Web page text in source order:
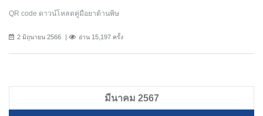
QR code ดาวน์โหลดคู่มือยาต้านพิษ
2 มิถุนายน 2566 อ่าน 15,197 ครั้ง
มีนาคม 2567